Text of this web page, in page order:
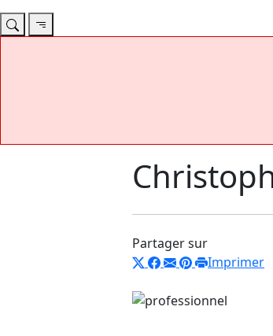
Partager sur
Imprimer